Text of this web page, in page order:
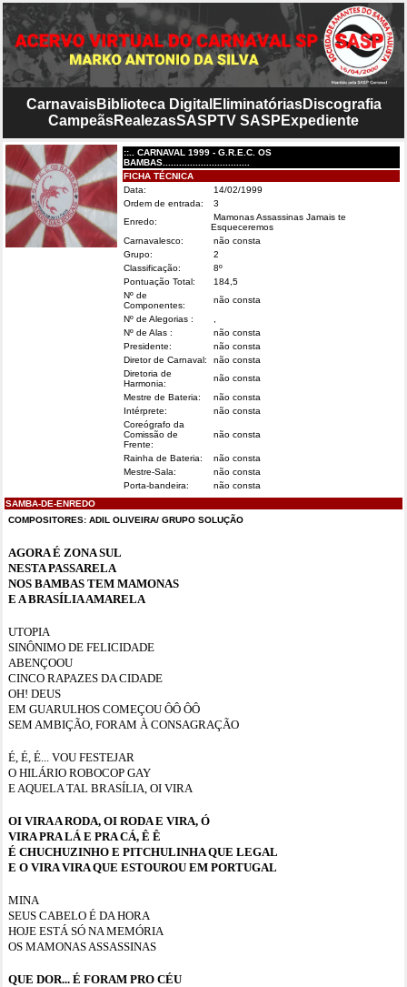
CarnavaisBiblioteca Digital EliminatóriasDiscografia
CampeãsRealezasSASPTV SASP Expediente
::.. CARNAVAL 1999 - G.R.E.C. OS
BAMBAS................................
FICHA TÉCNICA
Data:
14/02/1999
Ordem de entrada:
3
Enredo:
Mamonas Assassinas Jamais te
Esqueceremos
Carnavalesco:
não consta
Grupo:
2
Classificação:
8º
Pontuação Total:
184,5
Nº de
Componentes:
não consta
Nº de Alegorias :
Nº de Alas :
não consta
Presidente:
não consta
Diretor de Carnaval:
não consta
Diretoria de
Harmonia:
não consta
Mestre de Bateria:
não consta
Intérprete:
não consta
Coreógrafo da
Comissão de
Frente:
não consta
Rainha de Bateria:
não consta
Mestre-Sala:
não consta
Porta-bandeira:
não consta
SAMBA-DE-ENREDO
COMPOSITORES: ADIL OLIVEIRA/ GRUPO SOLUÇÃO
AGORA É ZONA SUL
NESTA PASSARELA
NOS BAMBAS TEM MAMONAS
E A BRASÍLIA AMARELA
UTOPIA
SINÔNIMO DE FELICIDADE
ABENÇOOU
CINCO RAPAZES DA CIDADE
OH! DEUS
EM GUARULHOS COMEÇOU ÔÔ ÔÔ
SEM AMBIÇÃO, FORAM À CONSAGRAÇÃO
É, É, É... VOU FESTEJAR
O HILÁRIO ROBOCOP GAY
E AQUELA TAL BRASÍLIA, OI VIRA
OI VIRA A RODA, OI RODA E VIRA, Ó
VIRA PRA LÁ E PRA CÁ, Ê Ê
É CHUCHUZINHO E PITCHULINHA QUE LEGAL
E O VIRA VIRA QUE ESTOUROU EM PORTUGAL
MINA
SEUS CABELO É DA HORA
HOJE ESTÁ SÓ NA MEMÓRIA
OS MAMONAS ASSASSINAS
QUE DOR... É FORAM PRO CÉU